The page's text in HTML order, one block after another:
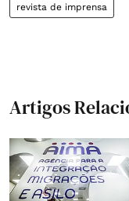
revista de imprensa
Artigos